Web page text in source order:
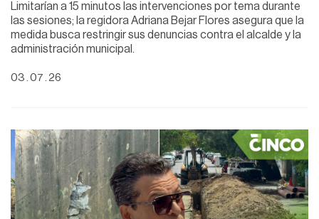
Limitarían a 15 minutos las intervenciones por tema durante
las sesiones; la regidora Adriana Bejar Flores asegura que la
medida busca restringir sus denuncias contra el alcalde y la
administración municipal.
03 . 07 . 26